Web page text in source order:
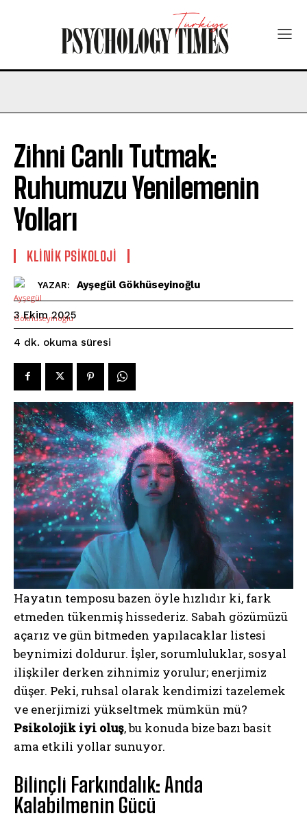
Zihni Canlı Tutmak:
Ruhumuzu Yenilemenin
Yolları
KLINIK PSIKOLOJI
YAZAR: Ayşegül Gökhüseyinoğlu
3 Ekim 2025
4 dk. okuma süresi
Hayatın temposu bazen öyle hızlıdır ki, fark
etmeden tükenmiş hissederiz. Sabah gözümüzü
açarız ve gün bitmeden yapılacaklar listesi
beynimizi doldurur. İşler, sorumluluklar, sosyal
ilişkiler derken zihnimiz yorulur; enerjimiz
düşer. Peki, ruhsal olarak kendimizi tazelemek
ve enerjimizi yükseltmek mümkün mü?
Psikolojik iyi oluş, bu konuda bize bazı basit
ama etkili yollar sunuyor.
Bilinçli Farkındalık: Anda
Kalabilmenin Gücü